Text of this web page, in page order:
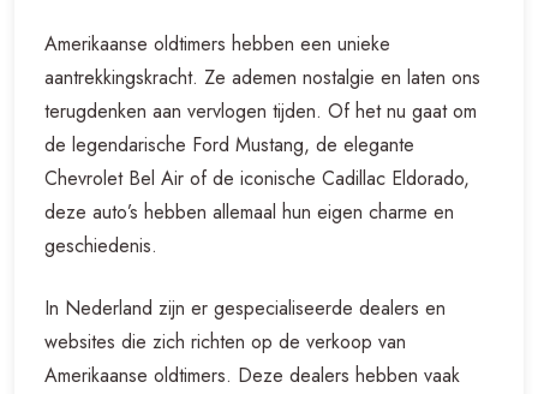
Amerikaanse oldtimers hebben een unieke
aantrekkingskracht. Ze ademen nostalgie en laten ons
terugdenken aan vervlogen tijden. Of het nu gaat om
de legendarische Ford Mustang, de elegante
Chevrolet Bel Air of de iconische Cadillac Eldorado,
deze auto’s hebben allemaal hun eigen charme en
geschiedenis.
In Nederland zijn er gespecialiseerde dealers en
websites die zich richten op de verkoop van
Amerikaanse oldtimers. Deze dealers hebben vaak